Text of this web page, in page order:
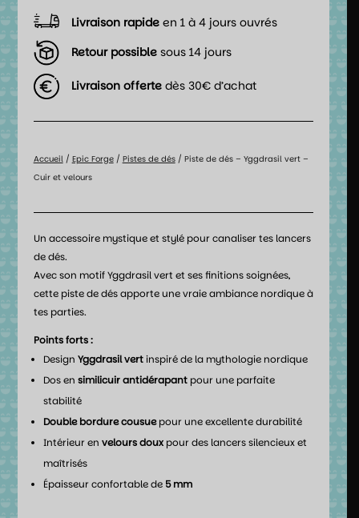
Livraison rapide en 1 à 4 jours ouvrés
Retour possible sous 14 jours
Livraison offerte dès 30€ d’achat
Accueil/ Epic Forge/ Pistes de dés/ Piste de dés – Yggdrasil vert –
Cuir et velours
Un accessoire mystique et stylé pour canaliser tes lancers
de dés.
Avec son motif Yggdrasil vert et ses finitions soignées,
cette piste de dés apporte une vraie ambiance nordique à
tes parties.
Points forts :
Design Yggdrasil vertinspiré de la mythologie nordique
Dos en similicuir antidérapantpour une parfaite
stabilité
Double bordure cousuepour une excellente durabilité
Intérieur en velours douxpour des lancers silencieux et
maîtrisés
Épaisseur confortable de 5 mm